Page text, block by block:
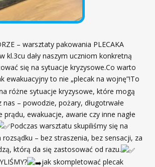
– warsztaty pakowania PLECAKA
w kl.3cu dały naszym uczniom konkretną
się na sytuacje kryzysowe.Co warto
ewakuacyjny to nie „plecak na wojnę”!To
różne sytuacje kryzysowe, które mogą
– powodzie, pożary, długotrwałe
ewakuacje, awarie czy inne nagłe
Podczas warsztatu skupiliśmy się na
– bez straszenia, bez sensacji, za
którą da się zastosować od razu.
jak skompletować plecak